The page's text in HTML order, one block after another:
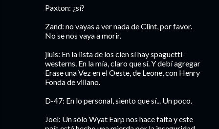
Paxton: ¿sí?
Zand: no vayas a ver nada de Clint, por favor.
No se nos vaya a morir.
jluis: En la lista de los cien sí hay spaguetti-
westerns. En la mía, claro que sí. Y debí agregar
Erase una Vez en el Oeste, de Leone, con Henry
Fonda de villano.
D-47: En lo personal, siento que sí... Un poco.
Joel: Un sólo Wyat Earp nos hace falta y este